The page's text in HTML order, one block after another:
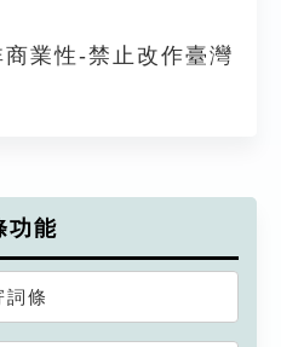
業性-禁止改作臺灣
功能
詞條